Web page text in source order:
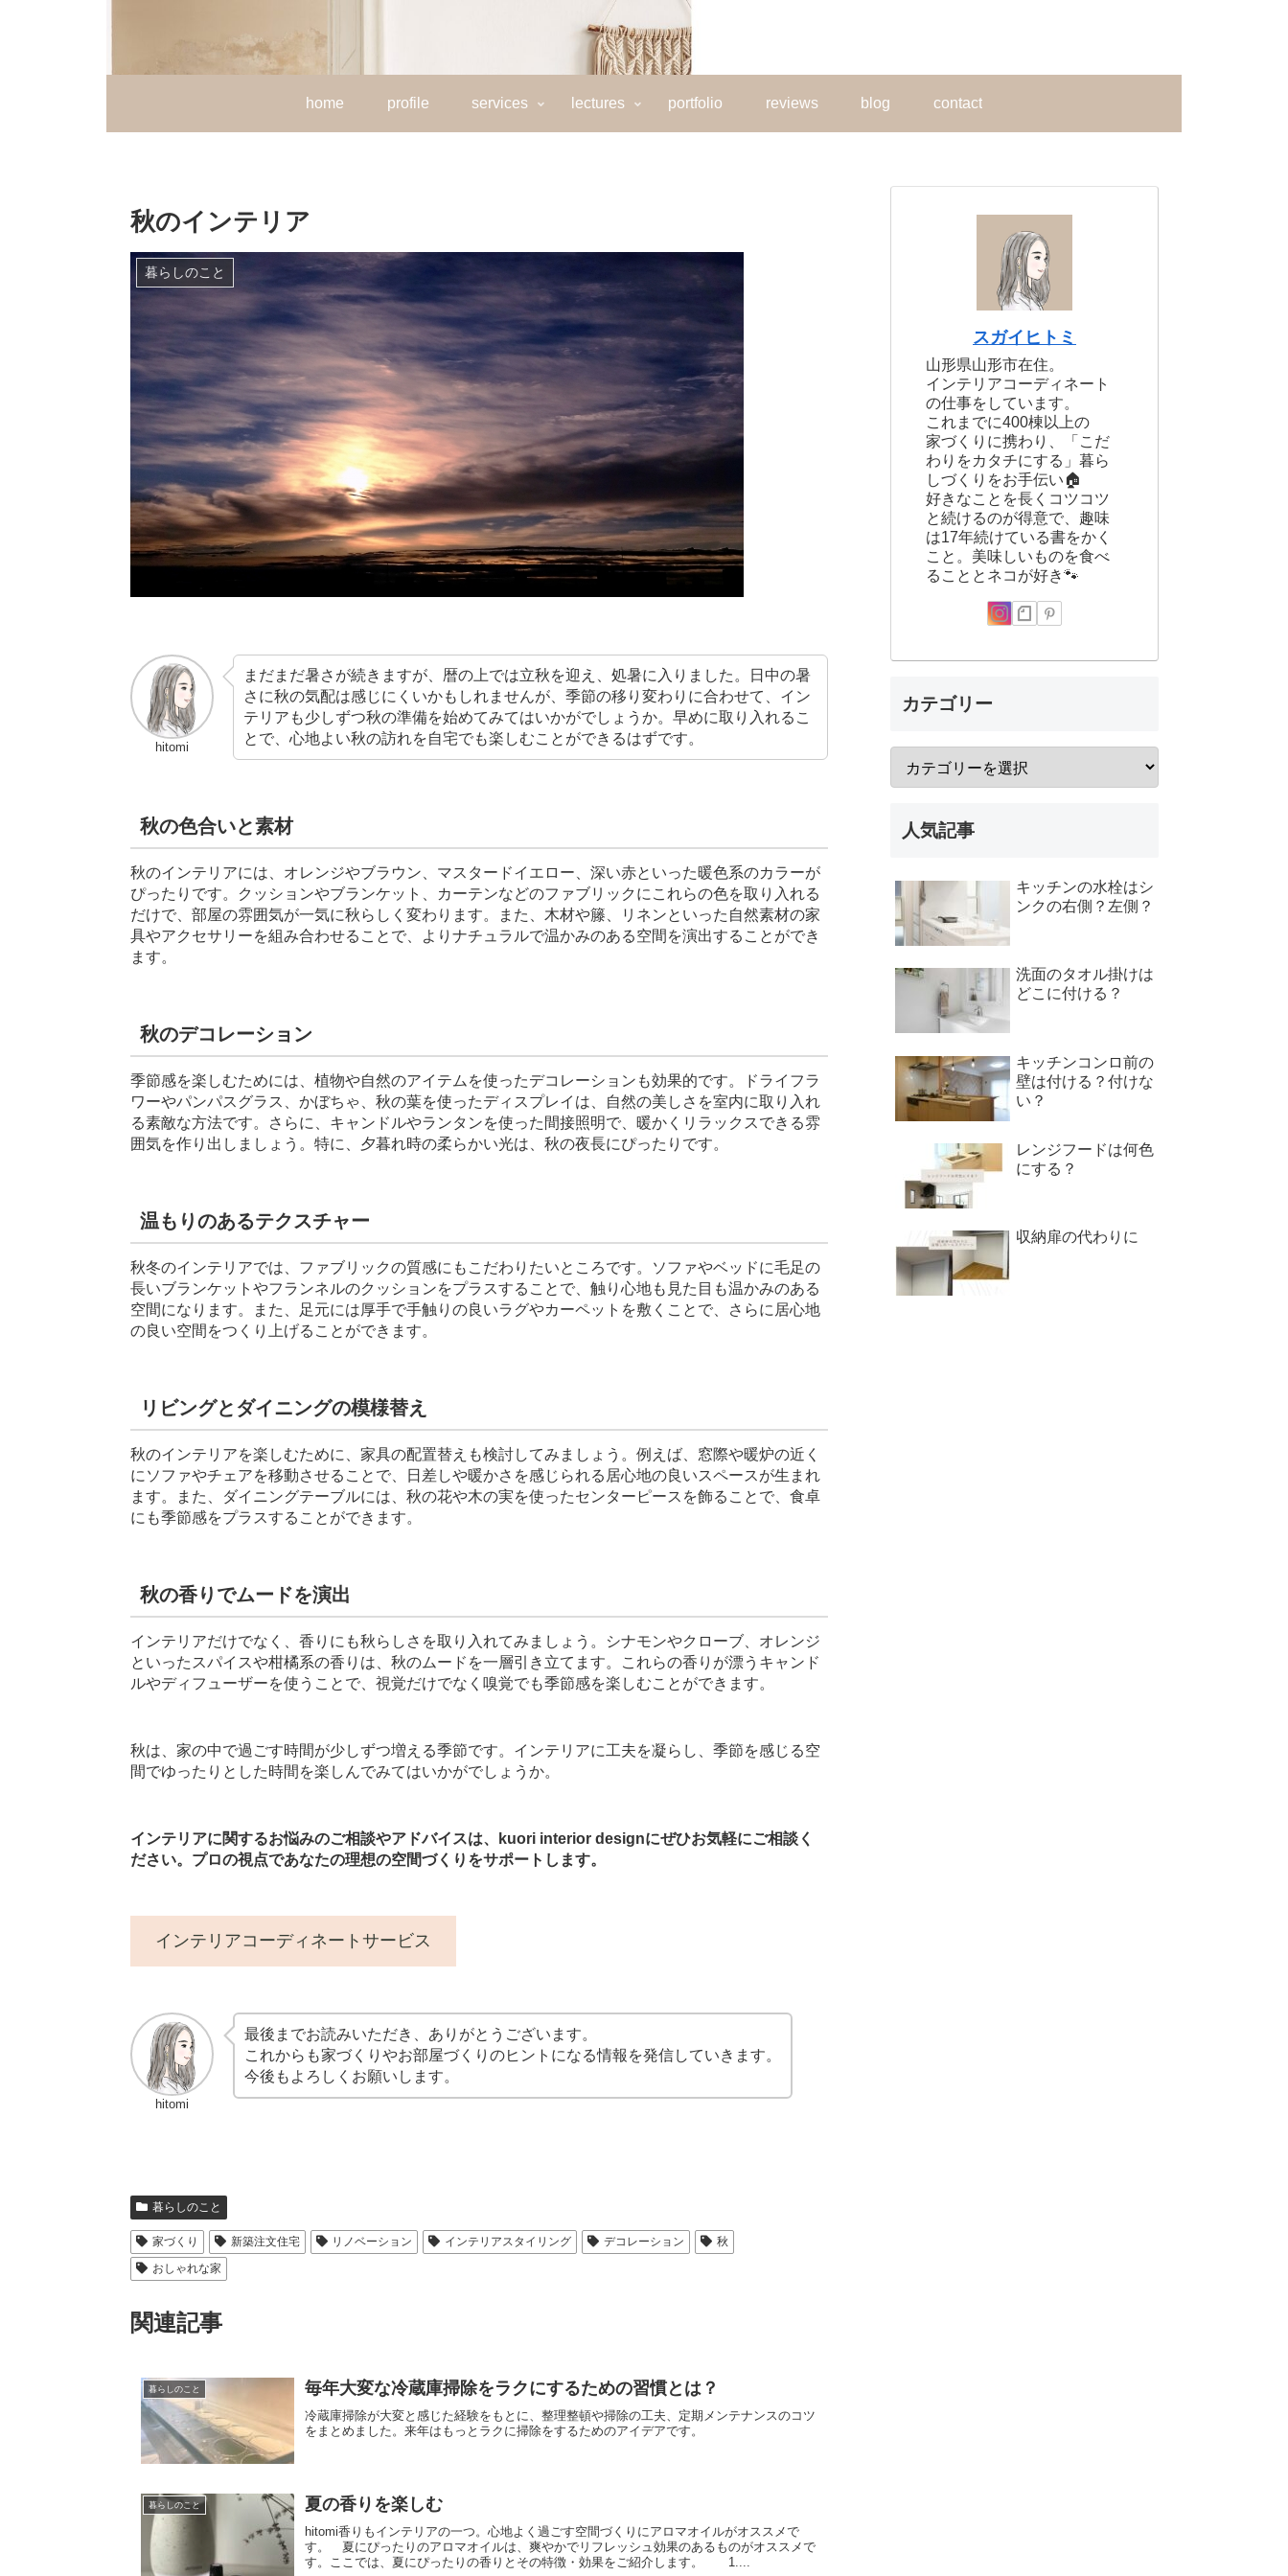
home profile services lectures portfolio reviews blog contact
秋のインテリア
暮らしのこと
hitomi
まだまだ暑さが続きますが、暦の上では立秋を迎え、処暑に入りました。日中の暑
さに秋の気配は感じにくいかもしれませんが、季節の移り変わりに合わせて、イン
テリアも少しずつ秋の準備を始めてみてはいかがでしょうか。早めに取り入れるこ
とで、心地よい秋の訪れを自宅でも楽しむことができるはずです。
秋の色合いと素材
秋のインテリアには、オレンジやブラウン、マスタードイエロー、深い赤といった暖色系のカラーが
ぴったりです。クッションやブランケット、カーテンなどのファブリックにこれらの色を取り入れる
だけで、部屋の雰囲気が一気に秋らしく変わります。また、木材や籐、リネンといった自然素材の家
具やアクセサリーを組み合わせることで、よりナチュラルで温かみのある空間を演出することができ
ます。
秋のデコレーション
季節感を楽しむためには、植物や自然のアイテムを使ったデコレーションも効果的です。ドライフラ
ワーやパンパスグラス、かぼちゃ、秋の葉を使ったディスプレイは、自然の美しさを室内に取り入れ
る素敵な方法です。さらに、キャンドルやランタンを使った間接照明で、暖かくリラックスできる雰
囲気を作り出しましょう。特に、夕暮れ時の柔らかい光は、秋の夜長にぴったりです。
温もりのあるテクスチャー
秋冬のインテリアでは、ファブリックの質感にもこだわりたいところです。ソファやベッドに毛足の
長いブランケットやフランネルのクッションをプラスすることで、触り心地も見た目も温かみのある
空間になります。また、足元には厚手で手触りの良いラグやカーペットを敷くことで、さらに居心地
の良い空間をつくり上げることができます。
リビングとダイニングの模様替え
秋のインテリアを楽しむために、家具の配置替えも検討してみましょう。例えば、窓際や暖炉の近く
にソファやチェアを移動させることで、日差しや暖かさを感じられる居心地の良いスペースが生まれ
ます。また、ダイニングテーブルには、秋の花や木の実を使ったセンターピースを飾ることで、食卓
にも季節感をプラスすることができます。
秋の香りでムードを演出
インテリアだけでなく、香りにも秋らしさを取り入れてみましょう。シナモンやクローブ、オレンジ
といったスパイスや柑橘系の香りは、秋のムードを一層引き立てます。これらの香りが漂うキャンド
ルやディフューザーを使うことで、視覚だけでなく嗅覚でも季節感を楽しむことができます。
秋は、家の中で過ごす時間が少しずつ増える季節です。インテリアに工夫を凝らし、季節を感じる空
間でゆったりとした時間を楽しんでみてはいかがでしょうか。
インテリアに関するお悩みのご相談やアドバイスは、kuori interior designにぜひお気軽にご相談く
ださい。プロの視点であなたの理想の空間づくりをサポートします。
インテリアコーディネートサービス
hitomi
最後までお読みいただき、ありがとうございます。
これからも家づくりやお部屋づくりのヒントになる情報を発信していきます。
今後もよろしくお願いします。
暮らしのこと
家づくり 新築注文住宅 リノベーション インテリアスタイリング デコレーション
秋
おしゃれな家
関連記事
暮らしのこと 毎年大変な冷蔵庫掃除をラクにするための習慣とは？
冷蔵庫掃除が大変と感じた経験をもとに、整理整頓や掃除の工夫、定期メンテナンスのコツ
をまとめました。来年はもっとラクに掃除をするためのアイデアです。
暮らしのこと 夏の香りを楽しむ
hitomi香りもインテリアの一つ。心地よく過ごす空間づくりにアロマオイルがオススメで
す。 夏にぴったりのアロマオイルは、爽やかでリフレッシュ効果のあるものがオススメで
す。ここでは、夏にぴったりの香りとその特徴・効果をご紹介します。 1....
スガイヒトミ
山形県山形市在住。
インテリアコーディネート
の仕事をしています。
これまでに400棟以上の
家づくりに携わり、「こだ
わりをカタチにする」暮ら
しづくりをお手伝い🏠
好きなことを長くコツコツ
と続けるのが得意で、趣味
は17年続けている書をかく
こと。美味しいものを食べ
ることとネコが好き🐾
カテゴリー
人気記事
キッチンの水栓はシ
ンクの右側？左側？
洗面のタオル掛けは
どこに付ける？
キッチンコンロ前の
壁は付ける？付けな
い？
レンジフードは何色
にする？
収納扉の代わりに